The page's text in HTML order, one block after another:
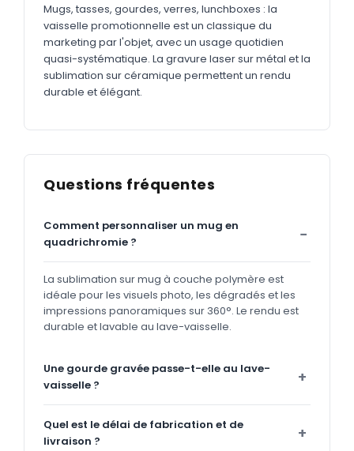
Mugs, tasses, gourdes, verres, lunchboxes : la
vaisselle promotionnelle est un classique du
marketing par l'objet, avec un usage quotidien
quasi-systématique. La gravure laser sur métal et la
sublimation sur céramique permettent un rendu
durable et élégant.
Questions fréquentes
Comment personnaliser un mug en
quadrichromie ?
La sublimation sur mug à couche polymère est
idéale pour les visuels photo, les dégradés et les
impressions panoramiques sur 360°. Le rendu est
durable et lavable au lave-vaisselle.
Une gourde gravée passe-t-elle au lave-
vaisselle ?
Quel est le délai de fabrication et de
livraison ?